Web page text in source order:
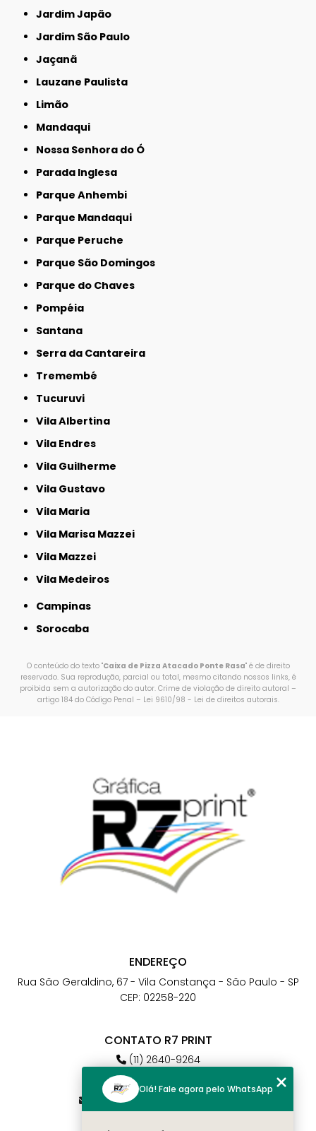
Jardim Japão
Jardim São Paulo
Jaçanã
Lauzane Paulista
Limão
Mandaqui
Nossa Senhora do Ó
Parada Inglesa
Parque Anhembi
Parque Mandaqui
Parque Peruche
Parque São Domingos
Parque do Chaves
Pompéia
Santana
Serra da Cantareira
Tremembé
Tucuruvi
Vila Albertina
Vila Endres
Vila Guilherme
Vila Gustavo
Vila Maria
Vila Marisa Mazzei
Vila Mazzei
Vila Medeiros
Campinas
Sorocaba
O conteúdo do texto "Caixa de Pizza Atacado Ponte Rasa" é de direito
reservado. Sua reprodução, parcial ou total, mesmo citando nossos links, é
proibida sem a autorização do autor. Crime de violação de direito autoral –
artigo 184 do Código Penal – Lei 9610/98 - Lei de direitos autorais.
ENDEREÇO
Rua São Geraldino, 67 - Vila Constança - São Paulo - SP
CEP: 02258-220
CONTATO R7 PRINT
(11) 2640-9264
(11) 98784-6664
atendimento@r7print.com.br
Olá! Fale agora pelo WhatsApp